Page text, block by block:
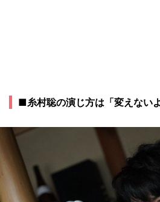
■糸村聡の演じ方は「変えない